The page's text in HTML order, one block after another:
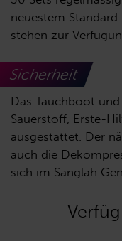
neuestem
stehen zur
Sicherheit
Das Tauchboot
Sauerstoff, Erste-
ausgestattet. Der
auch die
sich im Sanglah